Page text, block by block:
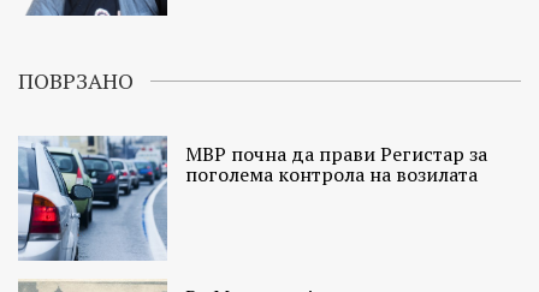
ПОВРЗАНО
МВР почна да прави Регистар за
поголема контрола на возилата